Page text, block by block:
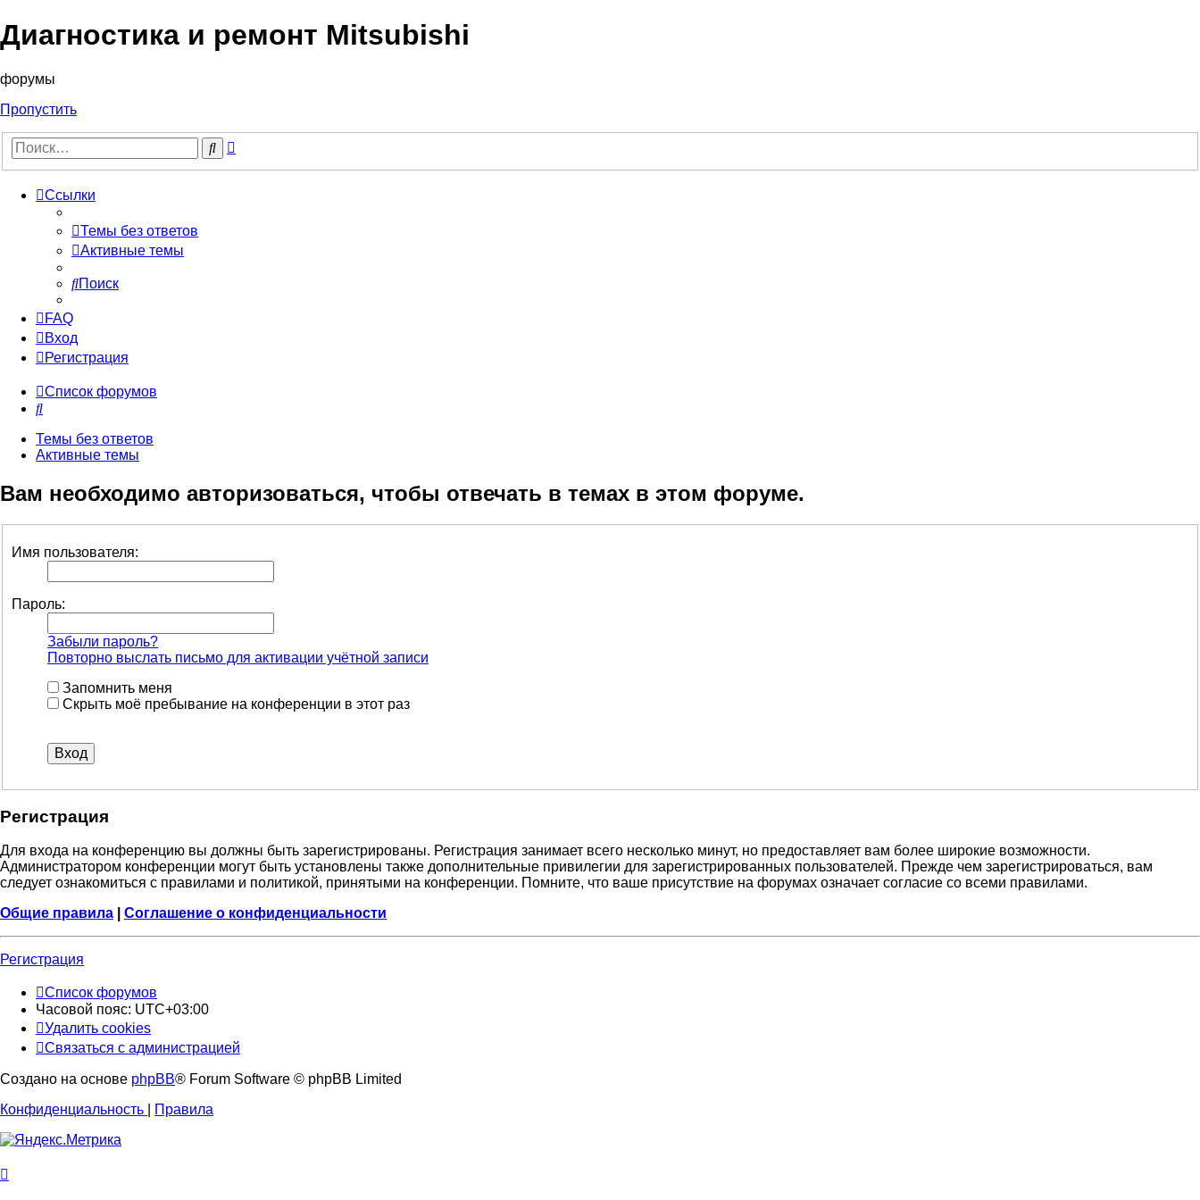
Диагностика и ремонт Mitsubishi
форумы
Пропустить
Поиск
Ссылки
Темы без ответов
Активные темы
Поиск
FAQ
Вход
Регистрация
Список форумов
Поиск
Темы без ответов
Активные темы
Вам необходимо авторизоваться, чтобы отвечать в темах в этом форуме.
Имя пользователя:
Пароль:
Забыли пароль?
Повторно выслать письмо для активации учётной записи
Запомнить меня
Скрыть моё пребывание на конференции в этот раз
Регистрация
Для входа на конференцию вы должны быть зарегистрированы. Регистрация занимает всего несколько минут, но предоставляет вам более широкие возможности.
Администратором конференции могут быть установлены также дополнительные привилегии для зарегистрированных пользователей. Прежде чем зарегистрироваться, вам
следует ознакомиться с правилами и политикой, принятыми на конференции. Помните, что ваше присутствие на форумах означает согласие со всеми правилами.
Общие правила
Соглашение о конфиденциальности
Регистрация
Список форумов
Часовой пояс: UTC+03:00
Удалить cookies
Связаться с администрацией
Создано на основе phpBB® Forum Software © phpBB Limited
Конфиденциальность
Правила